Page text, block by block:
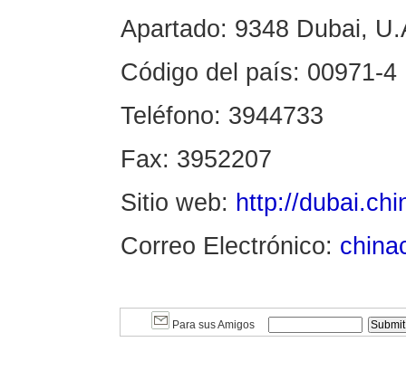
Apartado: 9348 Dubai,
Código del país: 00971-4
Teléfono: 3944733
Fax: 3952207
Sitio web: http://
Correo Electrónico:
Para sus Amigos